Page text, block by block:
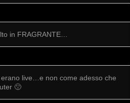
in FRAGRANTE…
live…e non come adesso che
🙁